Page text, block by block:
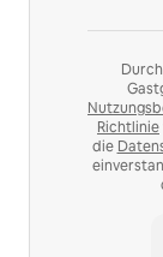
Richtlinie
die